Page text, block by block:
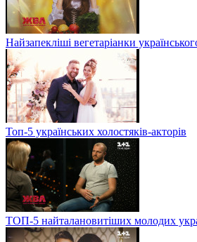
Найзапекліші вегетаріанки
Топ-5 українських холостяків-акторів
ТОП-5 найталановитіших молодих